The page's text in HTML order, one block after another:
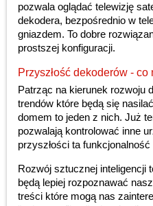
pozwala oglądać telewizję
dekodera, bezpośrednio w
gniazdem. To dobre
prostszej konfiguracji.
Przyszłość dekoderów - co
Patrząc na kierunek rozwoju
trendów które będą się
domem to jeden z nich. Już
pozwalają kontrolować inne
przyszłości ta
Rozwój sztucznej inteligencji
będą lepiej rozpoznawać
treści które mogą nas